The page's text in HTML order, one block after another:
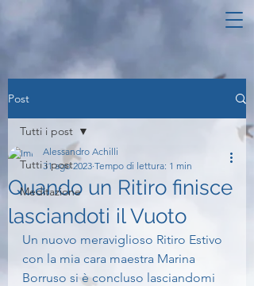
Post
Tutti i post
Meditazione
Tutti i post
Quando un Ritiro finisce
lasciandoti il Vuoto
Alessandro Achilli
31 ago 2023 Tempo di lettura: 1 min
Un nuovo meraviglioso Ritiro Estivo
con la mia cara maestra Marina
Borruso si è concluso lasciandomi